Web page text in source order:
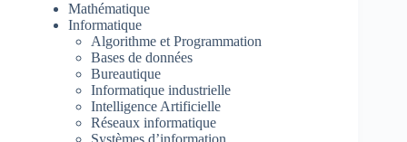
Mathématique
Informatique
Algorithme et Programmation
Bases de données
Bureautique
Informatique industrielle
Intelligence Artificielle
Réseaux informatique
Systèmes d’information